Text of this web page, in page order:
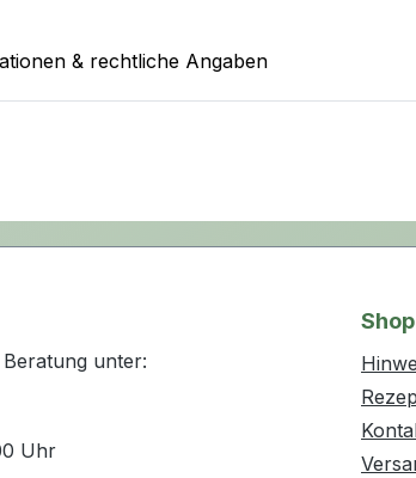
& rechtliche Angaben
unter:
Uhr